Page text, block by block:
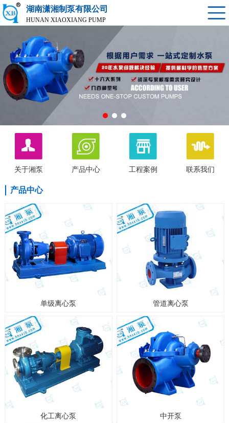
湖南潇湘制泵有限公司
HUNAN XIAOXIANG PUMP
关于湘泵 产品中心 工程案例 联系我们
产品中心
单级离心泵 管道离心泵
化工离心泵 中开泵